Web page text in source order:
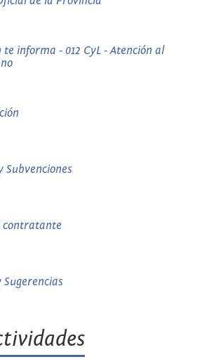
te informa - 012 CyL - Atención al
Subvenciones
contratante
Sugerencias